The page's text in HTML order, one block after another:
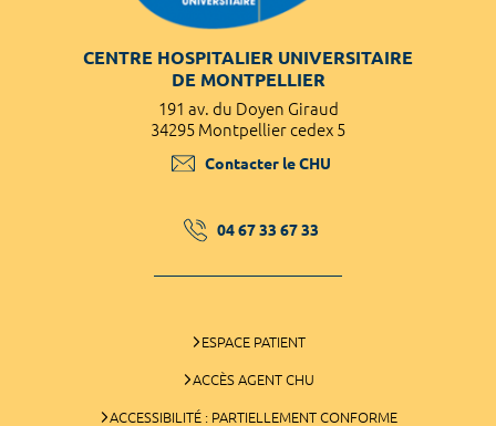
CENTRE HOSPITALIER UNIVERSITAIRE
DE MONTPELLIER
191 av. du Doyen Giraud
34295 Montpellier cedex 5
Contacter le CHU
04 67 33 67 33
ESPACE PATIENT
ACCÈS AGENT CHU
ACCESSIBILITÉ : PARTIELLEMENT CONFORME